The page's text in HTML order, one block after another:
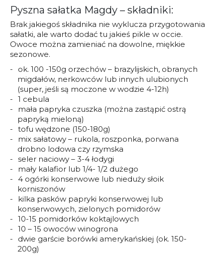
Pyszna sałatka Magdy – składniki:
Brak jakiegoś składnika nie wyklucza przygotowania
sałatki, ale warto dodać tu jakieś pikle w occie.
Owoce można zamieniać na dowolne, miękkie
sezonowe.
ok. 100 -150g orzechów – brazylijskich, obranych
migdałów, nerkowców lub innych ulubionych
(super, jeśli są moczone w wodzie 4-12h)
1 cebula
mała papryka czuszka (można zastąpić ostrą
papryką mieloną)
tofu wędzone (150-180g)
mix sałatowy – rukola, roszponka, porwana
drobno lodowa czy rzymska
seler naciowy – 3-4 łodygi
mały kalafior lub 1/4- 1/2 dużego
4 ogórki konserwowe lub nieduży słoik
korniszonów
kilka pasków papryki konserwowej lub
konserwowych, zielonych pomidorów
10-15 pomidorków koktajlowych
10 – 15 owoców winogrona
dwie garście borówki amerykańskiej (ok. 150-
200g)